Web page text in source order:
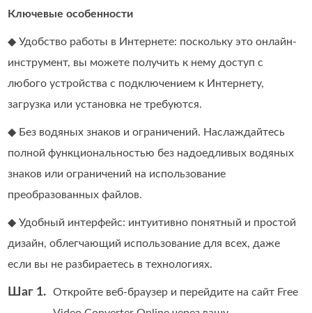
Ключевые особенности
◆ Удобство работы в Интернете: поскольку это онлайн-
инструмент, вы можете получить к нему доступ с
любого устройства с подключением к Интернету,
загрузка или установка не требуются.
◆ Без водяных знаков и ограничений. Наслаждайтесь
полной функциональностью без надоедливых водяных
знаков или ограничений на использование
преобразованных файлов.
◆ Удобный интерфейс: интуитивно понятный и простой
дизайн, облегчающий использование для всех, даже
если вы не разбираетесь в технологиях.
Шаг 1.
Откройте веб‑браузер и перейдите на сайт Free